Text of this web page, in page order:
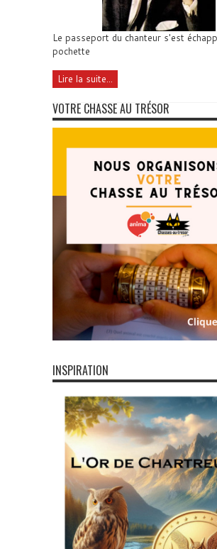
Le passeport du chanteur s'est
pochette
Lire la suite...
VOTRE CHASSE AU TRÉSOR
INSPIRATION